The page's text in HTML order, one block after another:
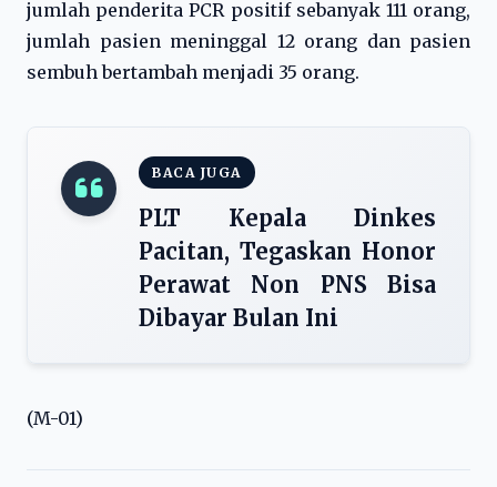
jumlah penderita PCR positif sebanyak 111 orang,
jumlah pasien meninggal 12 orang dan pasien
sembuh bertambah menjadi 35 orang.
BACA JUGA
PLT Kepala Dinkes
Pacitan, Tegaskan Honor
Perawat Non PNS Bisa
Dibayar Bulan Ini
(M-01)